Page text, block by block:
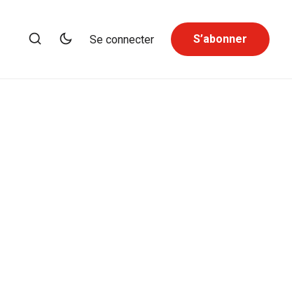
Se connecter S’abonner